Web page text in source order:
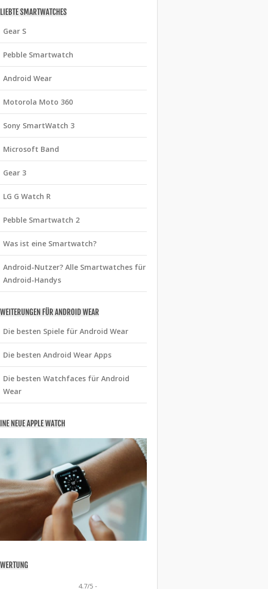
SMARTWATCHES
Gear S
Pebble Smartwatch
Android Wear
Motorola Moto 360
Sony SmartWatch 3
Microsoft Band
Gear 3
LG G Watch R
Pebble Smartwatch 2
Was ist eine Smartwatch?
Android-Nutzer? Alle Smartwatches für
Android-Handys
FÜR ANDROID WEAR
Die besten Spiele für Android Wear
Die besten Android Wear Apps
Die besten Watchfaces für Android
Wear
NEUE APPLE WATCH
4.7/5 -